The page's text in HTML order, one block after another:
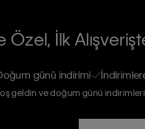
ve güncel ürün,
Özel, İlk
günü indirimi
geldin ve doğum günü